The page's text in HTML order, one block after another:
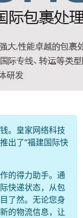
。皇家网络科技
出了“福建国际快
的得力助手。通
快递状态，从包
了然。无论您身
的物流信息，让